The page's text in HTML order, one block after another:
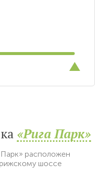
«Рига Парк»
расположен
шоссе